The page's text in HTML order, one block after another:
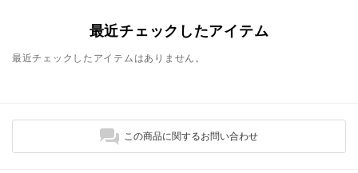
最近チェックしたアイテム
最近チェックしたアイテムはありません。
この商品に関するお問い合わせ